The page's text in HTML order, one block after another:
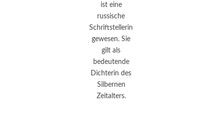
ist eine
russische
Schriftstellerin
gewesen. Sie
gilt als
bedeutende
Dichterin des
Silbernen
Zeitalters.